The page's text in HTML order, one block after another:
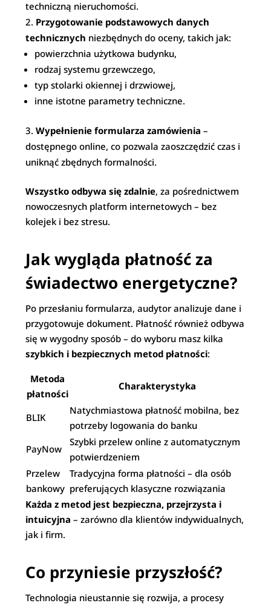
techniczną nieruchomości.
Przygotowanie podstawowych danych
technicznych niezbędnych do oceny, takich jak:
powierzchnia użytkowa budynku,
rodzaj systemu grzewczego,
typ stolarki okiennej i drzwiowej,
inne istotne parametry techniczne.
Wypełnienie formularza zamówienia –
dostępnego online, co pozwala zaoszczędzić czas i
uniknąć zbędnych formalności.
Wszystko odbywa się zdalnie, za pośrednictwem
nowoczesnych platform internetowych – bez
kolejek i bez stresu.
Jak wygląda płatność za
świadectwo energetyczne?
Po przesłaniu formularza, audytor analizuje dane i
przygotowuje dokument. Płatność również odbywa
się w wygodny sposób – do wyboru masz kilka
szybkich i bezpiecznych metod płatności:
Metoda
płatności
Charakterystyka
BLIK
Natychmiastowa płatność mobilna, bez
potrzeby logowania do banku
PayNow
Szybki przelew online z automatycznym
potwierdzeniem
Przelew
bankowy
Tradycyjna forma płatności – dla osób
preferujących klasyczne rozwiązania
Każda z metod jest bezpieczna, przejrzysta i
intuicyjna – zarówno dla klientów indywidualnych,
jak i firm.
Co przyniesie przyszłość?
Technologia nieustannie się rozwija, a procesy